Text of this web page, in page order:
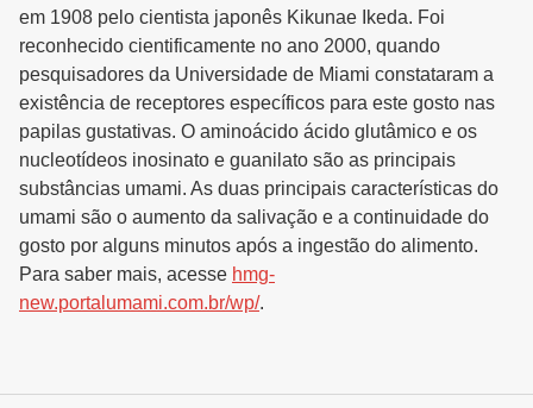
em 1908 pelo cientista japonês Kikunae Ikeda. Foi
reconhecido cientificamente no ano 2000, quando
pesquisadores da Universidade de Miami constataram a
existência de receptores específicos para este gosto nas
papilas gustativas. O aminoácido ácido glutâmico e os
nucleotídeos inosinato e guanilato são as principais
substâncias umami. As duas principais características do
umami são o aumento da salivação e a continuidade do
gosto por alguns minutos após a ingestão do alimento.
Para saber mais, acesse hmg-
new.portalumami.com.br/wp/.